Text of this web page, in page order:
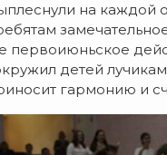
на
первоиюньское
детей
гармонию и